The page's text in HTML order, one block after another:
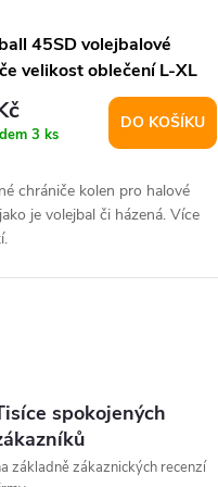
45SD volejbalové
velikost oblečení L-XL
3 ks
DO KOŠÍKU
chrániče kolen pro halové
je volejbal či házená. Více
spokojených
základně zákaznických recenzí